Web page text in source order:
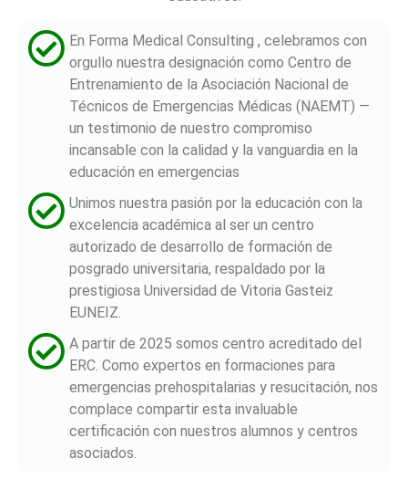
En Forma Medical Consulting , celebramos con
orgullo nuestra designación como Centro de
Entrenamiento de la Asociación Nacional de
Técnicos de Emergencias Médicas (NAEMT) —
un testimonio de nuestro compromiso
incansable con la calidad y la vanguardia en la
educación en emergencias
Unimos nuestra pasión por la educación con la
excelencia académica al ser un centro
autorizado de desarrollo de formación de
posgrado universitaria, respaldado por la
prestigiosa Universidad de Vitoria Gasteiz
EUNEIZ.
A partir de 2025 somos centro acreditado del
ERC. Como expertos en formaciones para
emergencias prehospitalarias y resucitación, nos
complace compartir esta invaluable
certificación con nuestros alumnos y centros
asociados.